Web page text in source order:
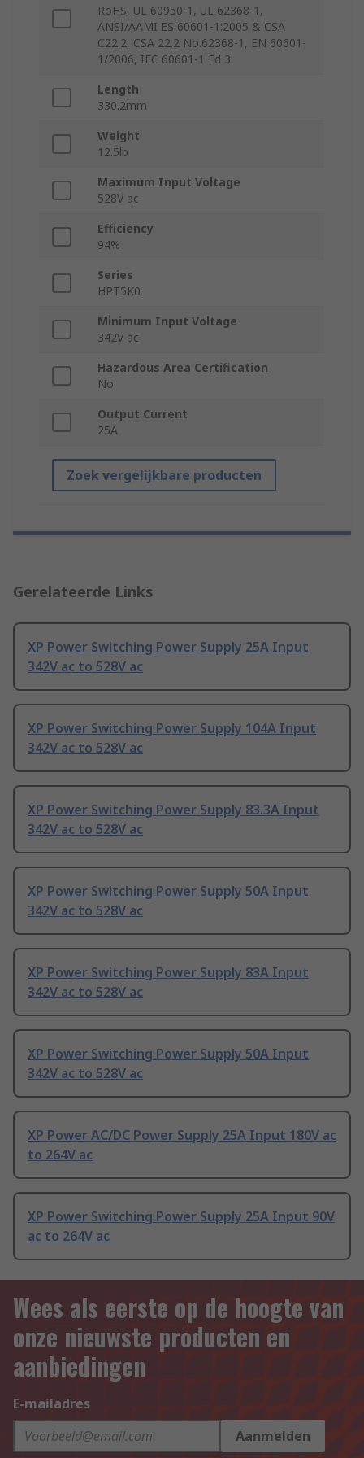
RoHS, UL 60950-1, UL 62368-1,
ANSI/AAMI ES 60601-1:2005 & CSA
C22.2, CSA 22.2 No.62368-1, EN 60601-
1/2006, IEC 60601-1 Ed 3
Length
330.2mm
Weight
12.5lb
Maximum Input Voltage
528V ac
Efficiency
94%
Series
HPT5K0
Minimum Input Voltage
342V ac
Hazardous Area Certification
No
Output Current
25A
Zoek vergelijkbare producten
Gerelateerde Links
XP Power Switching Power Supply 25A Input
342V ac to 528V ac
XP Power Switching Power Supply 104A Input
342V ac to 528V ac
XP Power Switching Power Supply 83.3A Input
342V ac to 528V ac
XP Power Switching Power Supply 50A Input
342V ac to 528V ac
XP Power Switching Power Supply 83A Input
342V ac to 528V ac
XP Power Switching Power Supply 50A Input
342V ac to 528V ac
XP Power AC/DC Power Supply 25A Input 180V ac
to 264V ac
XP Power Switching Power Supply 25A Input 90V
ac to 264V ac
Wees als eerste op de hoogte van
onze nieuwste producten en
aanbiedingen
E-mailadres
Aanmelden